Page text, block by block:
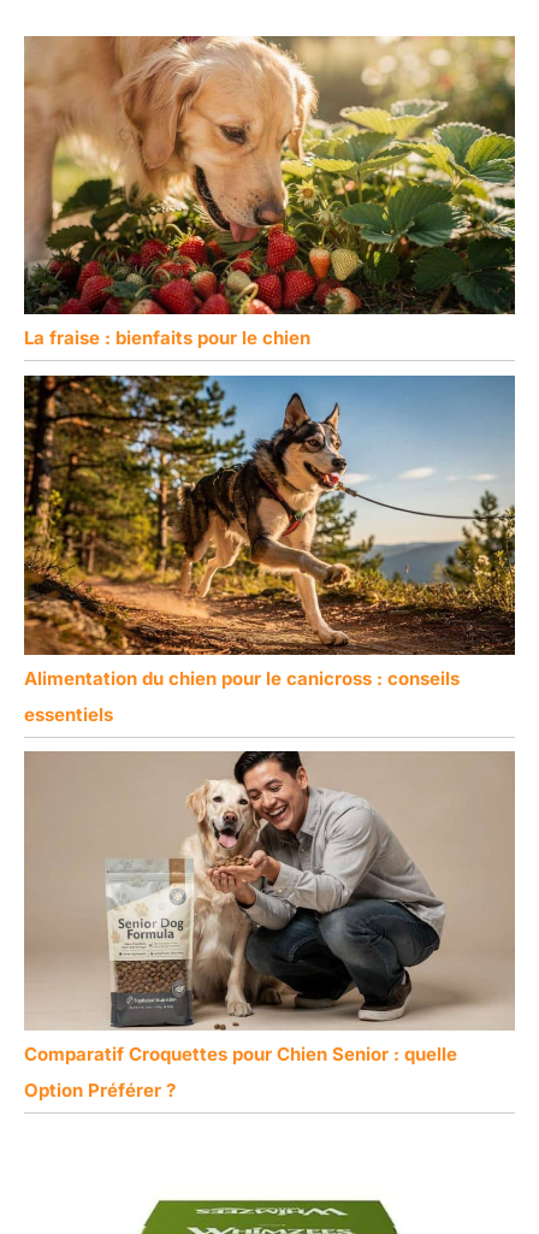
La fraise : bienfaits pour le chien
Alimentation du chien pour le canicross : conseils
essentiels
Comparatif Croquettes pour Chien Senior : quelle
Option Préférer ?